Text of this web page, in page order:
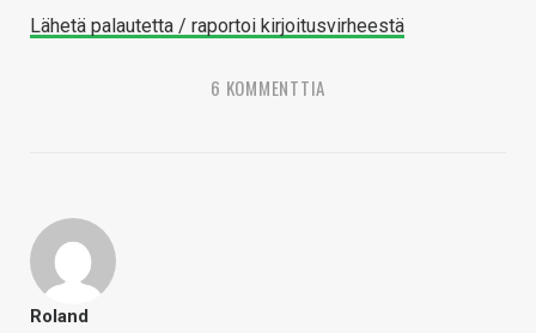
Lähetä palautetta / raportoi kirjoitusvirheestä
6 KOMMENTTIA
Roland